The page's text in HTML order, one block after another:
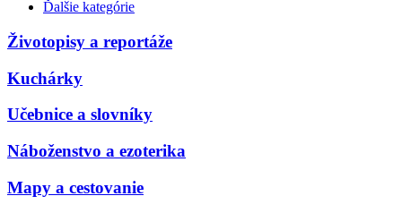
Ďalšie kategórie
Životopisy a reportáže
Kuchárky
Učebnice a slovníky
Náboženstvo a ezoterika
Mapy a cestovanie